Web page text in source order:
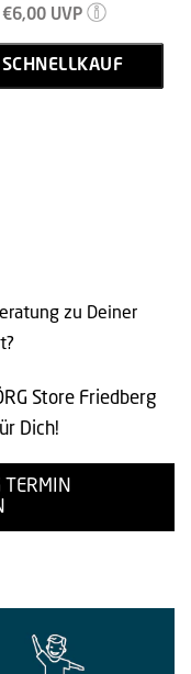
€6,00 UVP
SCHNELLKAUF
zu Deiner
Store Friedberg
Dich!
TERMIN